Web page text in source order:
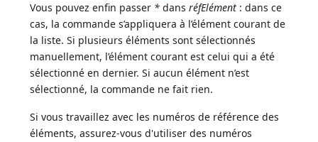
Vous pouvez enfin passer * dansréfElément : dans ce
cas, la commande s’appliquera à l’élément courant de
la liste. Si plusieurs éléments sont sélectionnés
manuellement, l’élément courant est celui qui a été
sélectionné en dernier. Si aucun élément n’est
sélectionné, la commande ne fait rien.
Si vous travaillez avec les numéros de référence des
éléments, assurez-vous d'utiliser des numéros